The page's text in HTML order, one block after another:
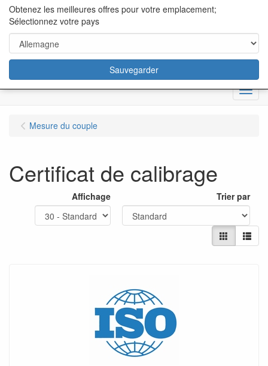
content="18/11/2025″/>
Menu
Mesure du couple
Certificat de calibrage
Affichage Trier par
Obtenez les meilleures offres pour votre emplacement;
Sélectionnez votre pays
Sauvegarder